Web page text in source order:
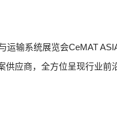
运输系统展览会CeMAT
供应商，全方位呈现行业前